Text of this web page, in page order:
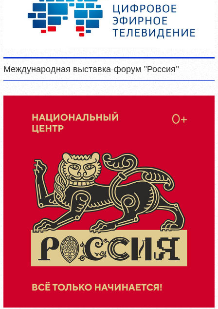
Международная выставка-форум "Россия"